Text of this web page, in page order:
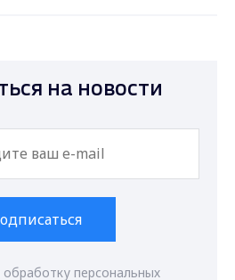
на новости
персональных